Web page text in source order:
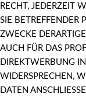
RECHT, JEDERZEIT
SIE BETREFFENDER
ZWECKE
AUCH FÜR DAS
DIREKTWERBUNG
WIDERSPRECHEN,
DATEN